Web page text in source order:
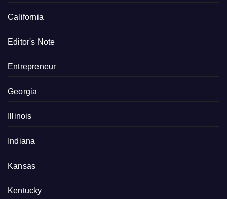
California
Editor's Note
Entrepreneur
Georgia
Illinois
Indiana
Kansas
Kentucky